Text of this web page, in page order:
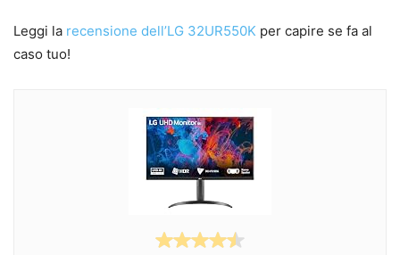
Leggi la recensione dell’LG 32UR550K per capire se fa al
caso tuo!